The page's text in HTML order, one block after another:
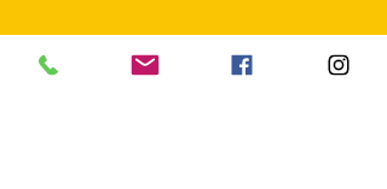
Odběr novinek